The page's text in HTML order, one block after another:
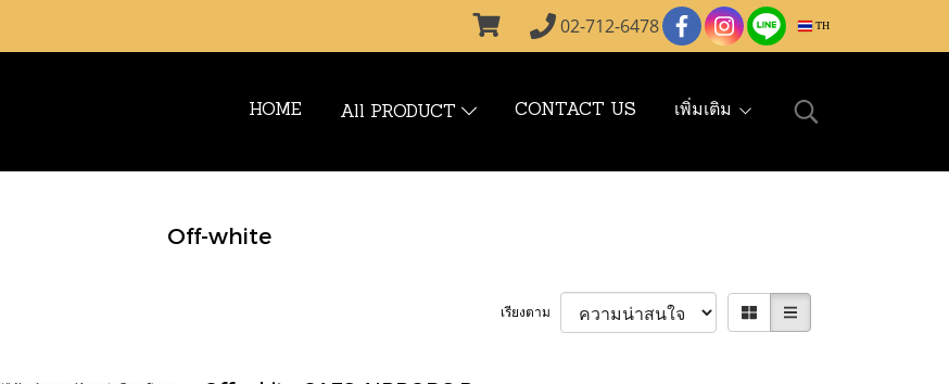
02-712-6478 TH
HOME All PRODUCT CONTACT US เพิ่มเติม
Off-white
เรียงตาม